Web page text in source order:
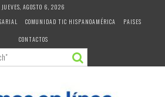
JUEVES, AGOSTO 6, 2026
COMUNIDAD TIC HISPANOAMÉRICA
PAISES
CONTACTOS